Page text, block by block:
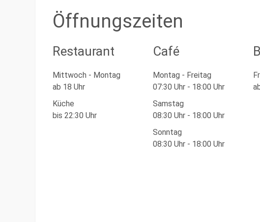
Öffnungszeiten
Restaurant
Mittwoch - Montag
ab 18 Uhr
Küche
bis 22:30 Uhr
Café
Montag - Freitag
07:30 Uhr - 18:00 Uhr
Samstag
08:30 Uhr - 18:00 Uhr
Sonntag
08:30 Uhr - 18:00 Uhr